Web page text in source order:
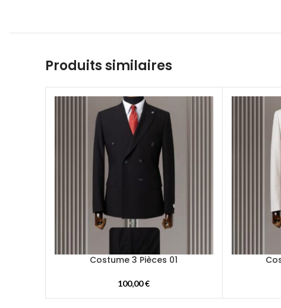
Produits similaires
Costume 3 Pièces 01
100,00€